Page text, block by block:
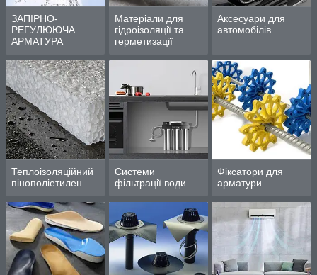
ЗАПІРНО-
РЕГУЛЮЮЧА
АРМАТУРА
Матеріали для
гідроізоляції та
герметизації
Аксесуари для
автомобілів
Теплоізоляційний
пінополіетилен
Системи
фільтрації води
Фіксатори для
арматури